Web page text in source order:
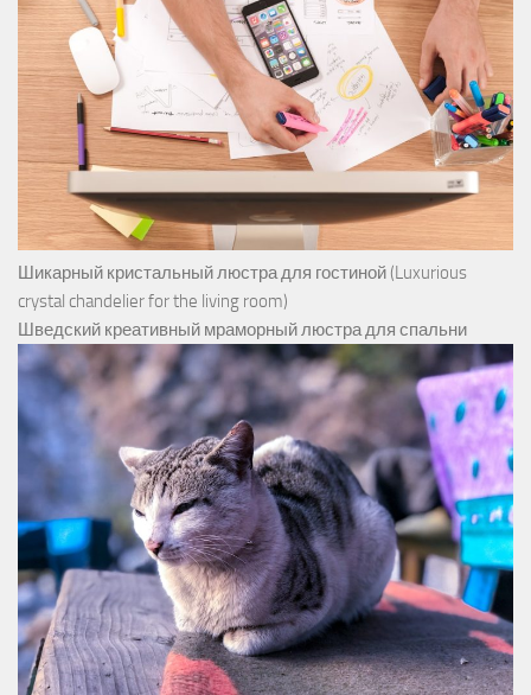
Шикарный кристальный люстра для гостиной (Luxurious
crystal chandelier for the living room)
Шведский креативный мраморный люстра для спальни